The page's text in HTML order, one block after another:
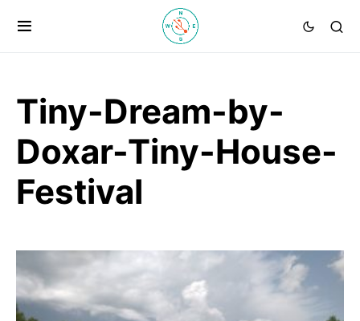
Tiny-Dream-by-
Doxar-Tiny-House-
Festival